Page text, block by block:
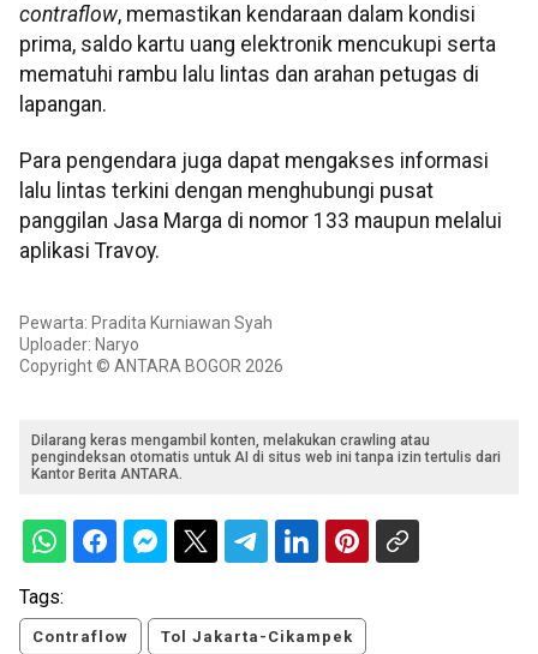
contraflow, memastikan kendaraan dalam kondisi
prima, saldo kartu uang elektronik mencukupi serta
mematuhi rambu lalu lintas dan arahan petugas di
lapangan.
Para pengendara juga dapat mengakses informasi
lalu lintas terkini dengan menghubungi pusat
panggilan Jasa Marga di nomor 133 maupun melalui
aplikasi Travoy.
Pewarta: Pradita Kurniawan Syah
Uploader: Naryo
Copyright © ANTARA BOGOR 2026
Dilarang keras mengambil konten, melakukan crawling atau
pengindeksan otomatis untuk AI di situs web ini tanpa izin tertulis dari
Kantor Berita ANTARA.
Tags:
Contraflow Tol Jakarta-Cikampek